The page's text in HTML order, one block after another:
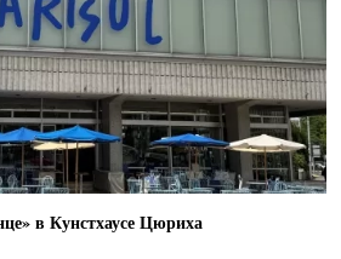
в Кунстхаусе Цюриха